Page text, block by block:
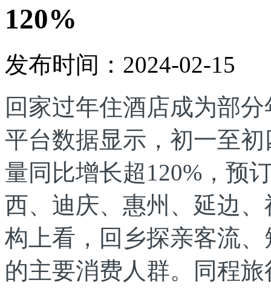
120%
发布时间：2024-02-15
回家过年住酒店成为部
平台数据显示，初一至
量同比增长超120%，预
西、迪庆、惠州、延边
构上看，回乡探亲客流
的主要消费人群。同程